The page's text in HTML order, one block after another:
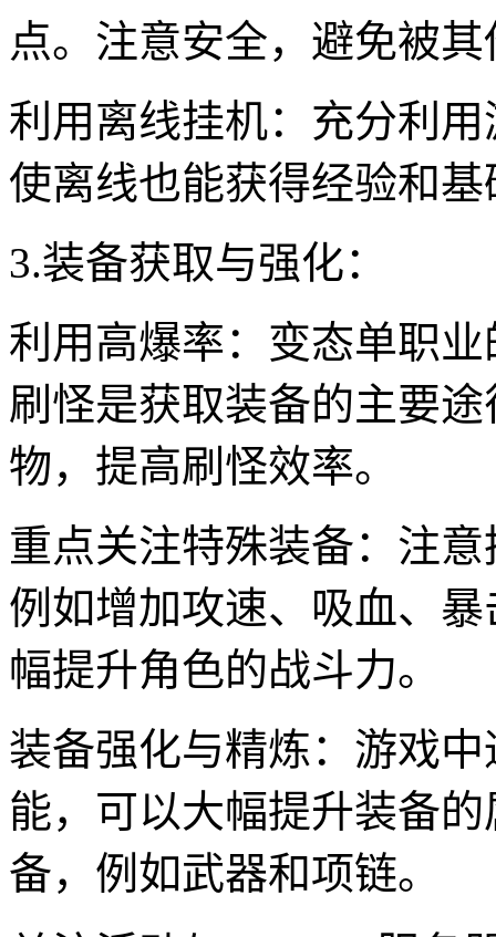
点。注意安全，避免被
利用离线挂机：充分利
使离线也能获得经验和
3.装备获取与强化：
利用高爆率：变态单职
刷怪是获取装备的主要
物，提高刷怪效率。
重点关注特殊装备：注
例如增加攻速、吸血、
幅提升角色的战斗力。
装备强化与精炼：游戏
能，可以大幅提升装备
备，例如武器和项链。